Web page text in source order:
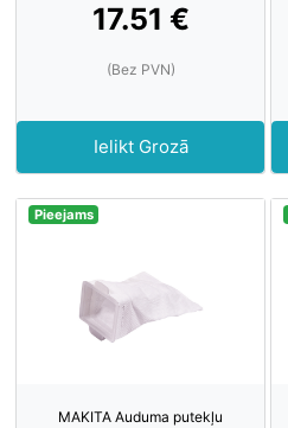
17.51 €
(Bez PVN)
Ielikt Grozā
Pieejams
MAKITA Auduma putekļu